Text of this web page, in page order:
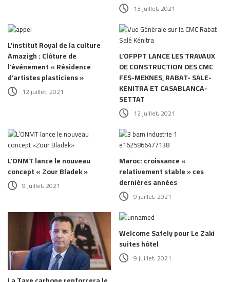
13 juillet، 2021
L’institut Royal de la culture
Amazigh : Clôture de
l’événement « Résidence
d’artistes plasticiens »
12 juillet، 2021
L’OFPPT LANCE LES TRAVAUX
DE CONSTRUCTION DES CMC
FES-MEKNES, RABAT- SALE-
KENITRA ET CASABLANCA-
SETTAT
12 juillet، 2021
L’ONMT lance le nouveau
concept « Zour Bladek »
9 juillet، 2021
Maroc: croissance «
relativement stable » ces
dernières années
9 juillet، 2021
Welcome Safely pour Le Zaki
suites hôtel
9 juillet، 2021